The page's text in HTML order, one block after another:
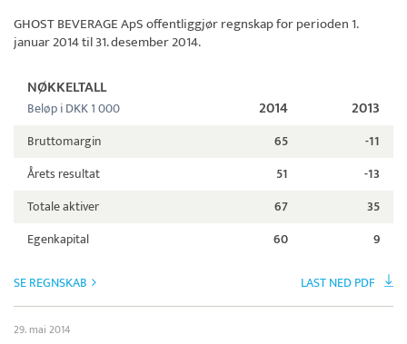
GHOST BEVERAGE ApSoffentliggjør regnskap for perioden 1.
januar 2014 til 31. desember 2014.
NØKKELTALL
Beløp i DKK 1 000 2014 2013
Bruttomargin 65
-11
Årets resultat
51
-13
Totale aktiver
67
35
Egenkapital
60 9
SE REGNSKAB LAST NED PDF
29. mai 2014